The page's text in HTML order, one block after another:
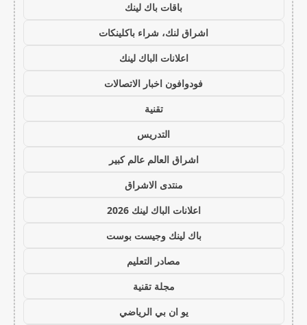
باقات باك لينك
اشراق لنك، شراء باكلينكات
اعلانات الباك لينك
فودوافون اخبار الاتصالات
تقنية
التدريس
اشراق العالم عالم كبير
منتدى الاشراق
اعلانات الباك لينك 2026
باك لينك وجيست بوست
مصادر التعليم
مجلة تقنية
يو ان بي الرياضي